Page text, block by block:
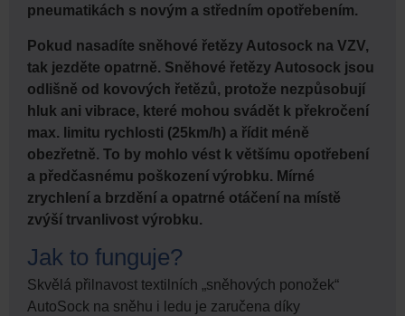
pneumatikách s novým a středním opotřebením.
Pokud nasadíte sněhové řetězy Autosock na VZV,
tak jezděte opatrně. Sněhové řetězy Autosock jsou
odlišně od kovových řetězů, protože nezpůsobují
hluk ani vibrace, které mohou svádět k překročení
max. limitu rychlosti (25km/h) a řídit méně
obezřetně. To by mohlo vést k většímu opotřebení
a předčasnému poškození výrobku. Mírné
zrychlení a brzdění a opatrné otáčení na místě
zvýší trvanlivost výrobku.
Jak to funguje?
Skvělá přilnavost textilních „sněhových ponožek“
AutoSock na sněhu i ledu je zaručena díky